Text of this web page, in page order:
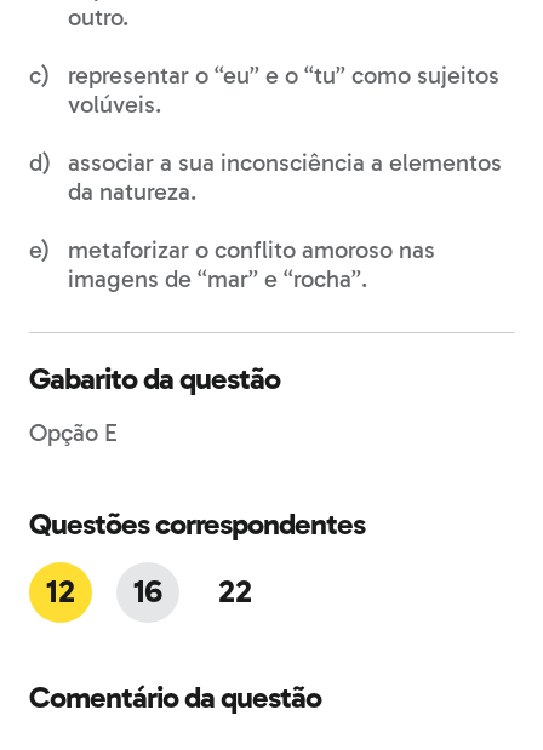
outro.
representar o “eu” e o “tu” como sujeitos
volúveis.
associar a sua inconsciência a elementos
da natureza.
metaforizar o conflito amoroso nas
imagens de “mar” e “rocha”.
Gabarito da questão
Opção E
Questões correspondentes
12 16 22
Comentário da questão